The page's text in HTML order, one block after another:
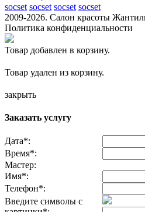
socset socset socset socset
2009-2026. Салон красоты
Политика конфиденциальности
Товар добавлен в корзину.
Товар удален из корзину.
закрыть
Заказать услугу
Дата*:
Время*:
Мастер:
Имя*:
Телефон*:
Введите символы с